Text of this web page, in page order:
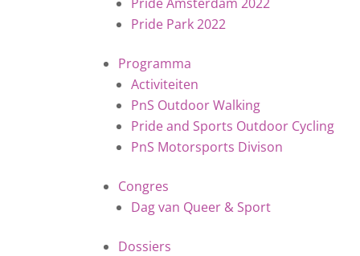
Pride Park 2022
Programma
Activiteiten
PnS Outdoor Walking
Pride and Sports Outdoor Cycling
PnS Motorsports Divison
Congres
Dag van Queer & Sport
Dossiers